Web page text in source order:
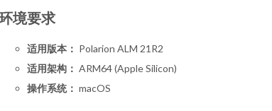
境要求
适用版本： Polarion ALM 21R2
适用架构： ARM64 (Apple Silicon)
操作系统： macOS